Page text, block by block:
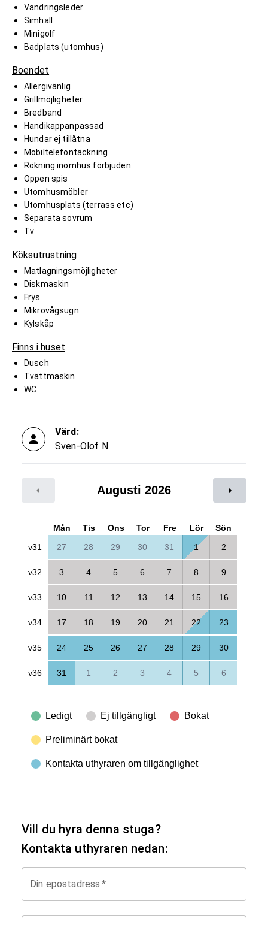
Vandringsleder
Simhall
Minigolf
Badplats (utomhus)
Boendet
Allergivänlig
Grillmöjligheter
Bredband
Handikappanpassad
Hundar ej tillåtna
Mobiltelefontäckning
Rökning inomhus förbjuden
Öppen spis
Utomhusmöbler
Utomhusplats (terrass etc)
Separata sovrum
Tv
Köksutrustning
Matlagningsmöjligheter
Diskmaskin
Frys
Mikrovågsugn
Kylskåp
Finns i huset
Dusch
Tvättmaskin
WC
Värd:
Sven-Olof N.
Augusti 2026
Mån Tis Ons Tor Fre Lör
Sön
v31
27 28 29 30 31 1 2
v32 3 4 5 6 7 8 9
v33 10 11 12 13 14 15 16
v34 17 18 19 20 21 22 23
v35 24 25 26 27 28 29 30
v36 31 1 2 3 4 5 6
Ledigt Ej tillgängligt Bokat
Preliminärt bokat
Kontakta uthyraren om tillgänglighet
Vill du hyra denna stuga?
Kontakta uthyraren nedan:
Din epostadress *